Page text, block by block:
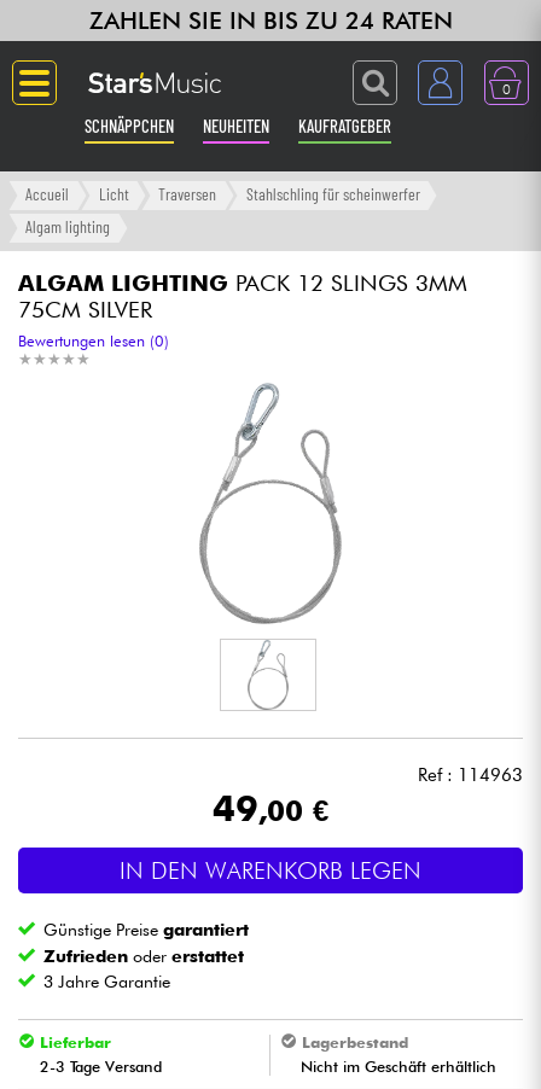
ZAHLEN SIE IN BIS ZU 24 RATEN
0
SCHNÄPPCHEN NEUHEITEN KAUFRATGEBER
Langue
Verstärker & Effekte
Drums
Blasinstrumente
Kinder
Accueil Licht Traversen
Stahlschling für scheinwerfer
Algam lighting
ALGAM LIGHTING PACK 12 SLINGS 3MM
75CM SILVER
★ ★ ★ ★ ★
★ ★ ★ ★ ★
Bewertungen lesen (0)
Ref : 114963
49,00 €
IN DEN WARENKORB LEGEN
Günstige Preisegarantiert
Zufrieden odererstattet
3 Jahre Garantie
Lieferbar
2-3 Tage Versand
Lagerbestand
Nicht im Geschäft erhältlich